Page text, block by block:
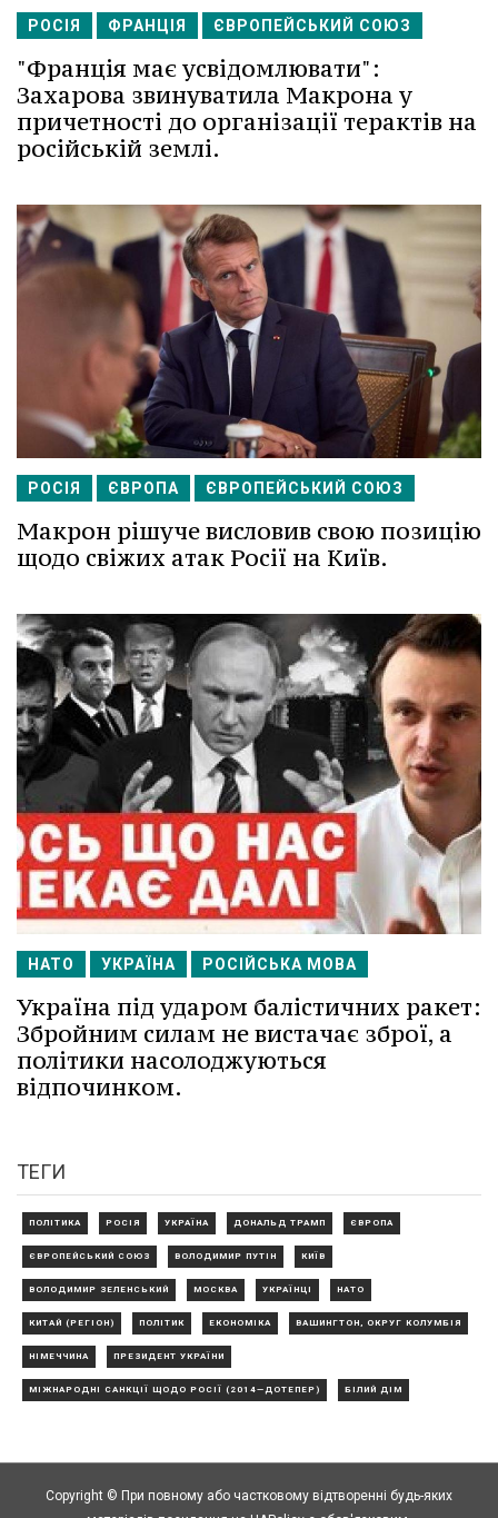
РОСІЯ ФРАНЦІЯ ЄВРОПЕЙСЬКИЙ СОЮЗ
"Франція має усвідомлювати":
Захарова звинуватила Макрона у
причетності до організації терактів на
російській землі.
РОСІЯ ЄВРОПА ЄВРОПЕЙСЬКИЙ СОЮЗ
Макрон рішуче висловив свою позицію
щодо свіжих атак Росії на Київ.
НАТО УКРАЇНА РОСІЙСЬКА МОВА
Україна під ударом балістичних ракет:
Збройним силам не вистачає зброї, а
політики насолоджуються
відпочинком.
ТЕГИ
ПОЛІТИКА РОСІЯ УКРАЇНА ДОНАЛЬД ТРАМП ЄВРОПА
ЄВРОПЕЙСЬКИЙ СОЮЗ ВОЛОДИМИР ПУТІН КИЇВ
ВОЛОДИМИР ЗЕЛЕНСЬКИЙ МОСКВА УКРАЇНЦІ НАТО
КИТАЙ (РЕГІОН) ПОЛІТИК ЕКОНОМІКА ВАШИНГТОН, ОКРУГ КОЛУМБІЯ
НІМЕЧЧИНА ПРЕЗИДЕНТ УКРАЇНИ
МІЖНАРОДНІ САНКЦІЇ ЩОДО РОСІЇ (2014—ДОТЕПЕР) БІЛИЙ ДІМ
Copyright © При повному або частковому відтворенні будь-яких